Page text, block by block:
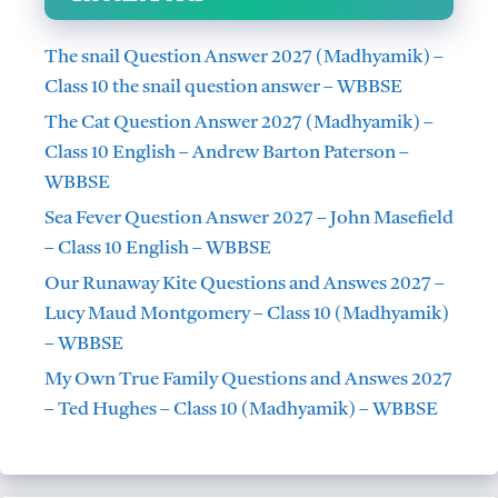
The snail Question Answer 2027 (Madhyamik) –
Class 10 the snail question answer – WBBSE
The Cat Question Answer 2027 (Madhyamik) –
Class 10 English – Andrew Barton Paterson –
WBBSE
Sea Fever Question Answer 2027 – John Masefield
– Class 10 English – WBBSE
Our Runaway Kite Questions and Answes 2027 –
Lucy Maud Montgomery – Class 10 (Madhyamik)
– WBBSE
My Own True Family Questions and Answes 2027
– Ted Hughes – Class 10 (Madhyamik) – WBBSE